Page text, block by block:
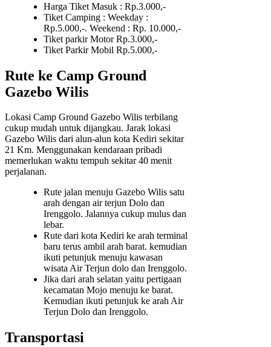
Harga Tiket Masuk : Rp.3.000,-
Tiket Camping : Weekday :
Rp.5.000,-. Weekend : Rp. 10.000,-
Tiket parkir Motor Rp.3.000,-
Tiket Parkir Mobil Rp.5.000,-
Rute ke Camp Ground
Gazebo Wilis
Lokasi Camp Ground Gazebo Wilis terbilang
cukup mudah untuk dijangkau. Jarak lokasi
Gazebo Wilis dari alun-alun kota Kediri sekitar
21 Km. Menggunakan kendaraan pribadi
memerlukan waktu tempuh sekitar 40 menit
perjalanan.
Rute jalan menuju Gazebo Wilis satu
arah dengan air terjun Dolo dan
Irenggolo. Jalannya cukup mulus dan
lebar.
Rute dari kota Kediri ke arah terminal
baru terus ambil arah barat. kemudian
ikuti petunjuk menuju kawasan
wisata Air Terjun dolo dan Irenggolo.
Jika dari arah selatan yaitu pertigaan
kecamatan Mojo menuju ke barat.
Kemudian ikuti petunjuk ke arah Air
Terjun Dolo dan Irenggolo.
Transportasi